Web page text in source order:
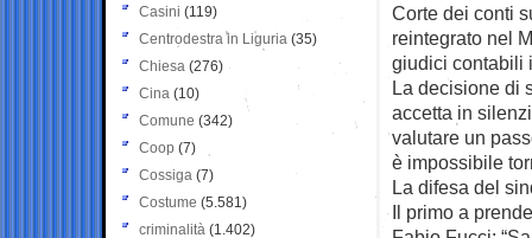
Corte dei conti
reintegrato nel
giudici contabili
La decisione di
accetta in
valutare un
è impossibile
La difesa del
Il primo a
Casini (119)
Centrodestra in Liguria (35)
Chiesa (276)
Cina (10)
Comune (342)
Coop (7)
Cossiga (7)
Costume (5.581)
criminalità (1.402)